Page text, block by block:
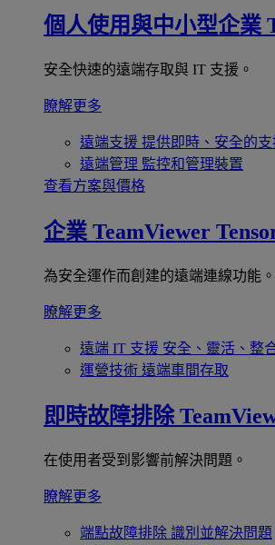
個人使用與中小型企業
安全快速的遠端存取與 IT 支援。
瞭解更多
遠端支援 提供即時、安全的支
遠端管理 監控和管理裝置
查看方案與價格
企業 TeamViewer
為安全運作而創建的遠端連線功能。
瞭解更多
遠端 IT 支援 安全、靈活、整
運營技術 遠端車間存取
即時故障排除
在使用者受到影響前解決問題。
瞭解更多
端點故障排除 識別並解決問題